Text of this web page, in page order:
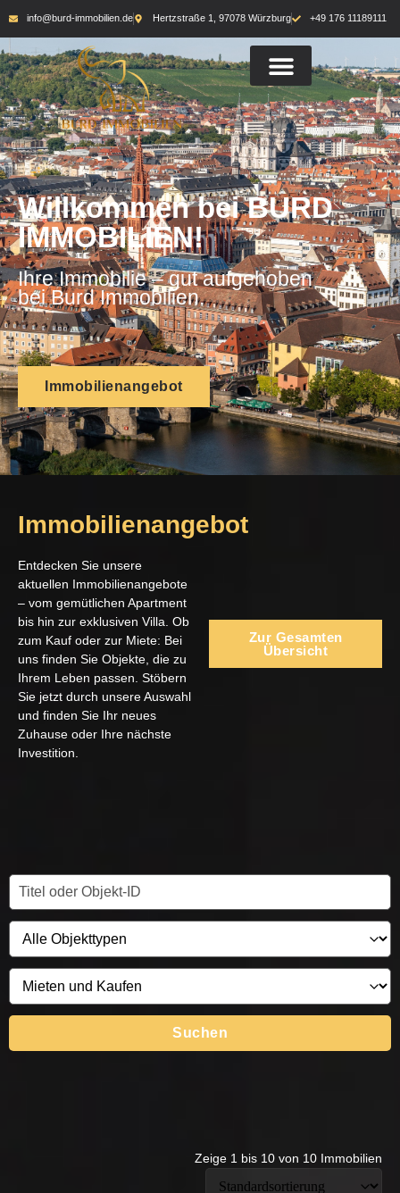
info@burd-immobilien.de Hertzstraße 1, 97078 Würzburg +49 176 11189111
Willkommen bei BURD
IMMOBILIEN!
Ihre Immobilie – gut aufgehoben
bei Burd Immobilien.
Immobilienangebot
Immobilienangebot
Entdecken Sie unsere
aktuellen Immobilienangebote
– vom gemütlichen Apartment
bis hin zur exklusiven Villa. Ob
zum Kauf oder zur Miete: Bei
uns finden Sie Objekte, die zu
Ihrem Leben passen. Stöbern
Sie jetzt durch unsere Auswahl
und finden Sie Ihr neues
Zuhause oder Ihre nächste
Investition.
Zur Gesamten
Übersicht
Suchen
Zeige 1 bis 10 von 10 Immobilien